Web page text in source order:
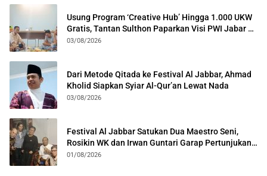
Usung Program ‘Creative Hub’ Hingga 1.000 UKW
Gratis, Tantan Sulthon Paparkan Visi PWI Jabar di
Kota Bogor
03/08/2026
Dari Metode Qitada ke Festival Al Jabbar, Ahmad
Kholid Siapkan Syiar Al-Qur’an Lewat Nada
03/08/2026
Festival Al Jabbar Satukan Dua Maestro Seni,
Rosikin WK dan Irwan Guntari Garap Pertunjukan
Kolosal
01/08/2026